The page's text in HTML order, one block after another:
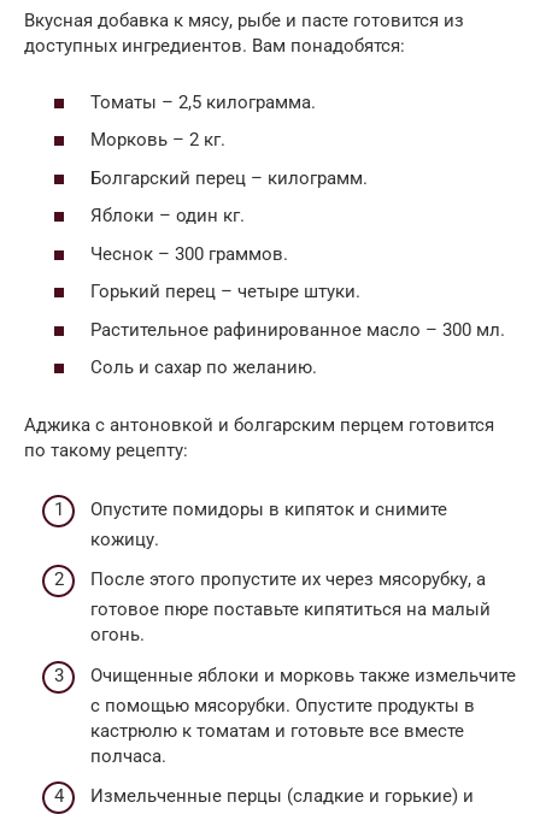
Вкусная добавка к мясу, рыбе и пасте готовится из
доступных ингредиентов. Вам понадобятся:
Томаты – 2,5 килограмма.
Морковь – 2 кг.
Болгарский перец – килограмм.
Яблоки – один кг.
Чеснок – 300 граммов.
Горький перец – четыре штуки.
Растительное рафинированное масло – 300 мл.
Соль и сахар по желанию.
Аджика с антоновкой и болгарским перцем готовится
по такому рецепту:
Опустите помидоры в кипяток и снимите
кожицу.
После этого пропустите их через мясорубку, а
готовое пюре поставьте кипятиться на малый
огонь.
Очищенные яблоки и морковь также измельчите
с помощью мясорубки. Опустите продукты в
кастрюлю к томатам и готовьте все вместе
полчаса.
Измельченные перцы (сладкие и горькие) и